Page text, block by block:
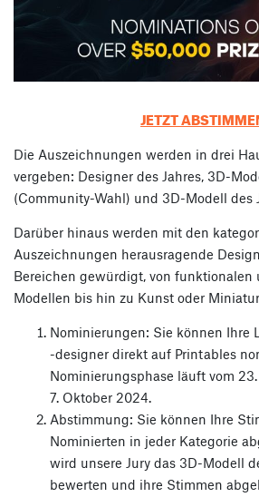
JETZT
Die Auszeichnungen werden in drei
vergeben: Designer des Jahres, 3D-
(Community-Wahl) und 3D-Modell des
Darüber hinaus werden mit den
Auszeichnungen herausragende
Bereichen gewürdigt, von funktionalen
Modellen bis hin zu Kunst oder
Nominierungen: Sie können Ihre
-designer direkt auf Printables
Nominierungsphase läuft vom
7. Oktober 2024.
Abstimmung: Sie können Ihre
Nominierten in jeder Kategorie
wird unsere Jury das 3D-Modell
bewerten und ihre Stimmen